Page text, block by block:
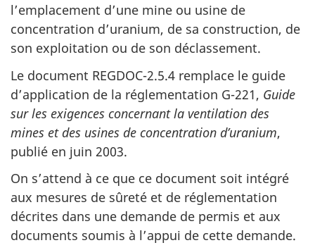
l’emplacement d’une mine ou usine de
concentration d’uranium, de sa construction, de
son exploitation ou de son déclassement.
Le document REGDOC-2.5.4 remplace le guide
d’application de la réglementation G-221, Guide
sur les exigences concernant la ventilation des
mines et des usines de concentration d’uranium,
publié en juin 2003.
On s’attend à ce que ce document soit intégré
aux mesures de sûreté et de réglementation
décrites dans une demande de permis et aux
documents soumis à l’appui de cette demande.